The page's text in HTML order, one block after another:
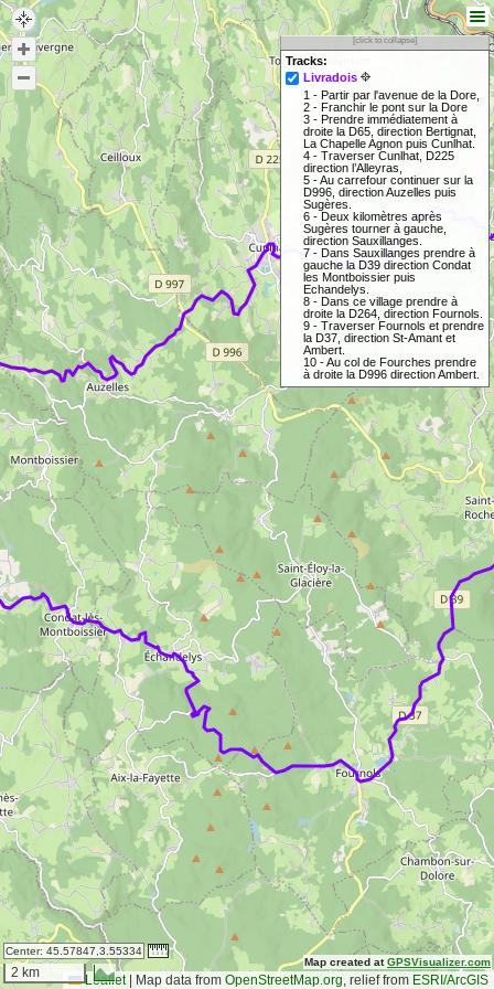
Center: 45.57847,3.55334
2 km
Map created atGPSVisualizer.com
Leaflet Map data from OpenStreetMap.org, relief from ESRI/ArcGIS
[click to collapse]
Tracks:
Livradois
1 - Partir par l'avenue de la Dore,
2 - Franchir le pont sur la Dore
3 - Prendre immédiatement à
droite la D65, direction Bertignat,
La Chapelle Agnon puis Cunlhat.
4 - Traverser Cunlhat, D225
direction l’Alleyras,
5 - Au carrefour continuer sur la
D996, direction Auzelles puis
Sugères.
6 - Deux kilomètres après
Sugères tourner à gauche,
direction Sauxillanges.
7 - Dans Sauxillanges prendre à
gauche la D39 direction Condat
les Montboissier puis
Echandelys.
8 - Dans ce village prendre à
droite la D264, direction Fournols.
9 - Traverser Fournols et prendre
la D37, direction St-Amant et
Ambert.
10 - Au col de Fourches prendre
à droite la D996 direction Ambert.